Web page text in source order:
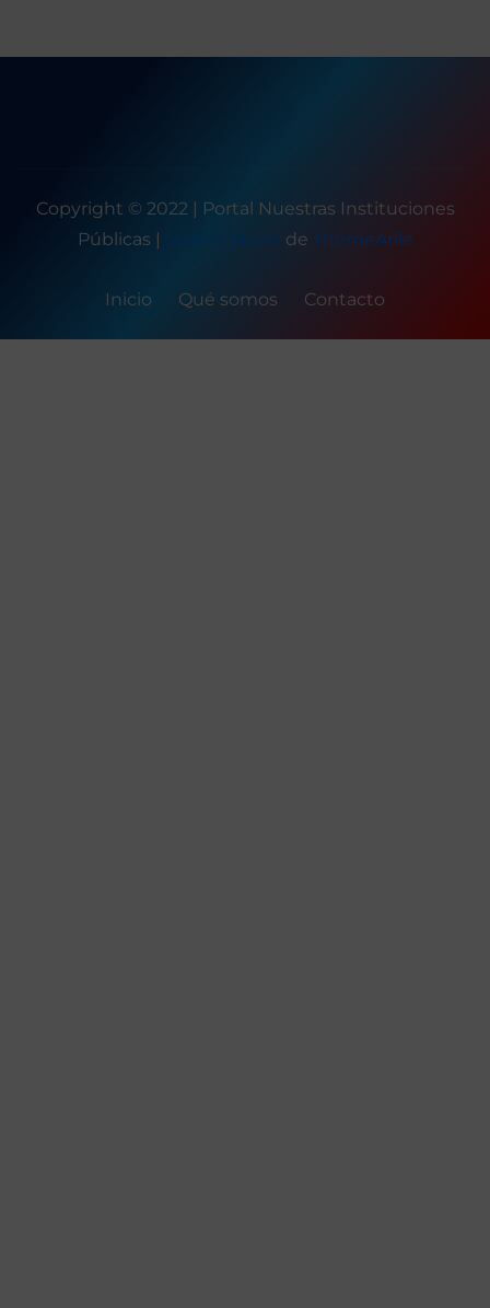
Copyright © 2022 | Portal Nuestras Instituciones
Públicas | Seattle News de ThemeArile
Inicio Qué somos Contacto